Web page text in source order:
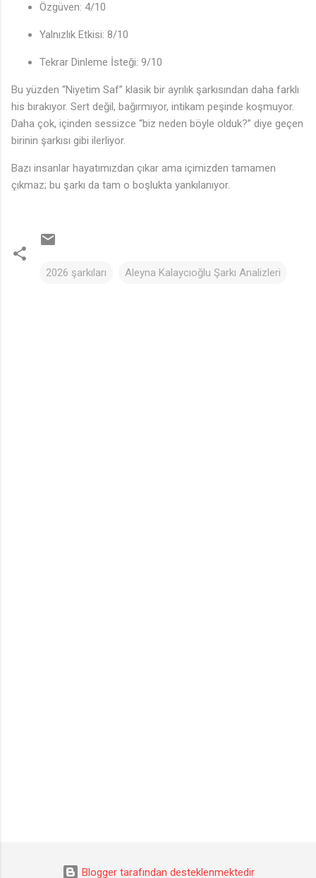
Özgüven: 4/10
Yalnızlık Etkisi: 8/10
Tekrar Dinleme İsteği: 9/10
Bu yüzden “Niyetim Saf” klasik bir ayrılık şarkısından daha farklı
his bırakıyor. Sert değil, bağırmıyor, intikam peşinde koşmuyor.
Daha çok, içinden sessizce “biz neden böyle olduk?” diye geçen
birinin şarkısı gibi ilerliyor.
Bazı insanlar hayatımızdan çıkar ama içimizden tamamen
çıkmaz; bu şarkı da tam o boşlukta yankılanıyor.
2026 şarkıları Aleyna Kalaycıoğlu Şarkı Analizleri
Blogger tarafından desteklenmektedir